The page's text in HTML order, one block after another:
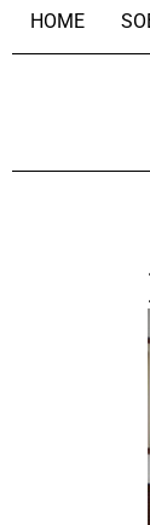
HOME